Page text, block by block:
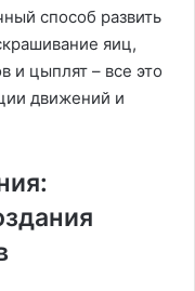
способ развить
яиц,
и цыплят – все это
движений и